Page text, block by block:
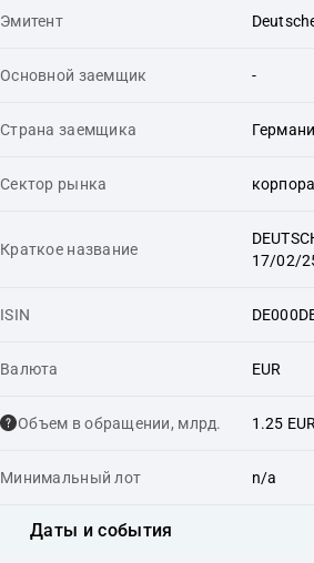
Эмитент
Основной заемщик -
Страна заемщика
Сектор рынка
Краткое название
17/02/
ISIN
Валюта EUR
Объем в обращении, млрд. 1.25 EUR
Минимальный лот n/a
Даты и события